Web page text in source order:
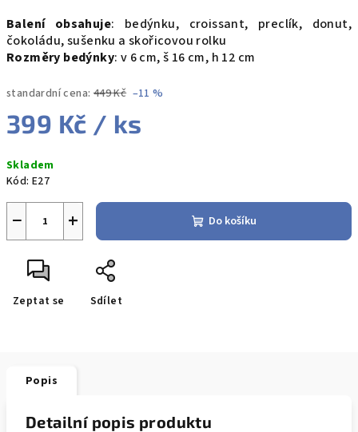
Balení obsahuje: bedýnku, croissant, preclík, donut,
čokoládu, sušenku a skořicovou rolku
Rozměry bedýnky: v 6 cm, š 16 cm, h 12 cm
standardní cena: 449 Kč –11 %
399 Kč / ks
cena:
Skladem
Kód: E27
+
− Do košíku
Zeptat se Sdílet
Popis
Detailní popis produktu